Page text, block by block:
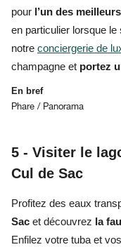
pour l’un des
en particulier lorsque le
notre conciergerie de
champagne et portez
En bref
Phare / Panorama
5 - Visiter le
Cul de Sac
Profitez des eaux
Sac et découvrez la
Enfilez votre tuba et